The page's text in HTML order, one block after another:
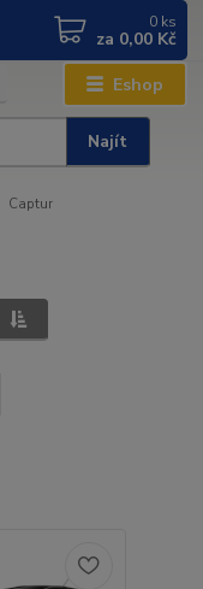
Eshop
Najít
0 ks
za 0,00 Kč
Captur